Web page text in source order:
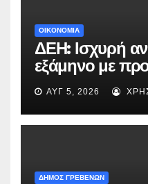
ΟΙΚΟΝΟΜΙΑ
ΔΕΗ: Ισχυρή
εξάμηνο με
EBITDA στα
ΑΥΓ 5, 2026
ΔΗΜΟΣ ΓΡΕΒΕΝΩΝ